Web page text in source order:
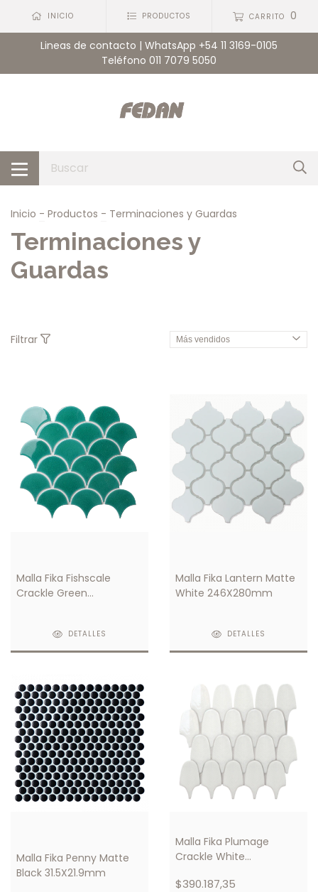
INICIO PRODUCTOS CARRITO 0
Lineas de contacto | WhatsApp +54 11 3169-0105
Teléfono 011 7079 5050
Inicio - Productos - Terminaciones y Guardas
Terminaciones y
Guardas
Filtrar
Malla Fika Fishscale
Crackle Green
DETALLES
Malla Fika Lantern Matte
White 246X280mm
DETALLES
Malla Fika Penny Matte
Black 31.5X21.9mm
Malla Fika Plumage
Crackle White
$390.187,35